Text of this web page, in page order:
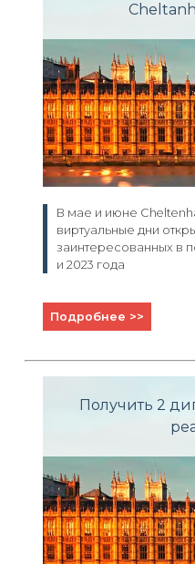
В мае и июне
виртуальные дни
заинтересованных в
и 2023 года
Подробнее >>
Получить 2